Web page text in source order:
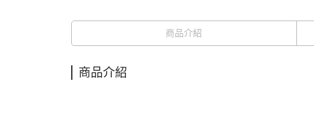
商品介紹
商品介紹